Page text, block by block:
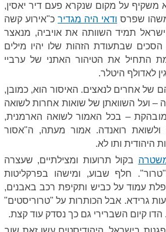
משקיף על מקום שנקרא פעם דיר יאסין,
ודאי היה מגדיר כ"אירוע קשה
תמיד השוותה את אויביה, מנאצר
שבתעודת הזהות שלו יהיו מילים
התחיל את הטיהור האתני של ערביי
לאדולף היטלר.
אחרים לנאצים. האיסור הוא, כמובן,
ועל השוואתן של שואות אחרות לשואה
– בכל האמור לשואה הארמנית,
ולשואת רואנדה. אמור מעתה, ה"אסור
היהודית ותו לא.
בקול תרועות ומצילתיים, שעצרה
חלף שבוע, ומישהו בפרקליטות
עמוד על כביש ותקיפת רכב באבנים,
גרידא. אבל הכותרות על "טרוריסטים"
קיום השברירי גם כך נסדק עוד קצת.